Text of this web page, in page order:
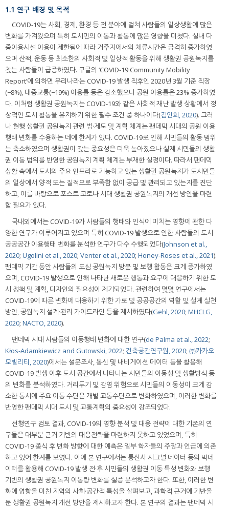
1.1 연구 배경 및 목적
COVID-19는 사회, 경제, 환경 등 전 분야에 걸쳐 사람들의 일상생활에 많은
변화를 가져왔으며 특히 도시민의 이동과 활동에 많은 영향을 미쳤다. 실내 다
중이용시설 이용이 제한됨에 따라 거주지에서의 체류시간은 급격히 증가하였
으며 산책, 운동 등 최소한의 사회적 및 일상적 활동을 위해 생활권 공원녹지를
찾는 사람들이 급증하였다. 구글의 ‘COVID-19 Community Mobility
Report’에 의하면 우리나라는 COVID-19 발생 직후인 2020년 3월 기준 직장
(−8%), 대중교통(−19%) 이용률 등은 감소했으나 공원 이용률은 23% 증가하였
다. 이처럼 생활권 공원녹지는 COVID-19와 같은 사회적 재난 발생 상황에서 정
상적인 도시 활동을 유지하기 위한 필수 조건 중 하나이다(김인희, 2020). 그러
나 현행 생활권 공원녹지 관련 법·제도 및 계획 체계는 팬데믹 시대의 공원 이용
행태 변화를 수용하는 데에 한계가 있다. COVID-19로 인해 시민들의 활동 범위
는 축소하였으며 생활권이 갖는 중요성은 더욱 높아졌으나 실제 시민들의 생활
권 이동 범위를 반영한 공원녹지 계획 체계는 부재한 실정이다. 따라서 팬데믹
상황 속에서 도시의 주요 인프라로 기능하고 있는 생활권 공원녹지가 도시민들
의 일상에서 양적 또는 질적으로 부족함 없이 공급 및 관리되고 있는지를 진단
하고, 이를 바탕으로 포스트 코로나 시대 생활권 공원녹지의 개선 방안을 마련
할 필요가 있다.
국내외에서는 COVID-19가 사람들의 행태와 인식에 미치는 영향에 관한 다
양한 연구가 이루어지고 있으며 특히 COVID-19 발생으로 인한 사람들의 도시
공공공간 이용행태 변화를 분석한 연구가 다수 수행되었다(Johnson et al.,
2020; Ugolini et al., 2020; Venter et al., 2020; Honey-Roses et al., 2021).
팬데믹 기간 동안 사람들의 도심 공원녹지 방문 및 보행 활동은 크게 증가하였
으며, COVID-19 발생으로 인해 나타난 새로운 행동과 요구에 대응하기 위한 도
시 정책 및 계획, 디자인의 필요성이 제기되었다. 관련하여 몇몇 연구에서는
COVID-19에 따른 변화에 대응하기 위한 가로 및 공공공간의 역할 및 설계 실천
방안, 공원녹지 설계·관리 가이드라인 등을 제시하였다(Gehl, 2020; MHCLG,
2020; NACTO, 2020).
팬데믹 시대 사람들의 이동행태 변화에 대한 연구(de Palma et al., 2022;
Kłos-Adamkiewicz and Gutowski, 2022; 건축공간연구원, 2020; ㈜카카오
모빌리티, 2020)에서는 설문조사, 통신 및 내비게이션 데이터 등을 활용해
COVID-19 발생 이후 도시 공간에서 나타나는 시민들의 이동성 및 생활방식 등
의 변화를 분석하였다. 거리두기 및 감염 위험으로 시민들의 이동성이 크게 감
소한 동시에 주요 이동 수단은 개별 교통수단으로 변화하였으며, 이러한 변화를
반영한 팬데믹 시대 도시 및 교통계획의 중요성이 강조되었다.
선행연구 검토 결과, COVID-19의 영향 분석 및 대응 전략에 대한 기존의 연
구들은 대부분 근거 기반의 대응전략을 마련하지 못하고 있었으며, 특히
COVID-19 종식 후 변화 방향에 대한 예측은 일부 학자들의 주장과 언급에 의존
하고 있어 한계를 보였다. 이에 본 연구에서는 통신사 시그널 데이터 등의 빅데
이터를 활용해 COVID-19 발생 전·후 시민들의 생활권 이동 특성 변화와 보행
기반의 생활권 공원녹지 이동량 변화를 실증 분석하고자 한다. 또한, 이러한 변
화에 영향을 미친 지역의 사회·공간적 특성을 살펴보고, 과학적 근거에 기반을
둔 생활권 공원녹지 개선 방안을 제시하고자 한다. 본 연구의 결과는 팬데믹 시